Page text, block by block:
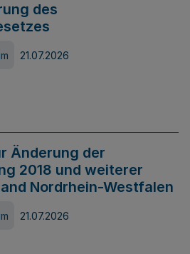
des
21.07.2026
Änderung der
2018 und weiterer
Nordrhein-Westfalen
21.07.2026